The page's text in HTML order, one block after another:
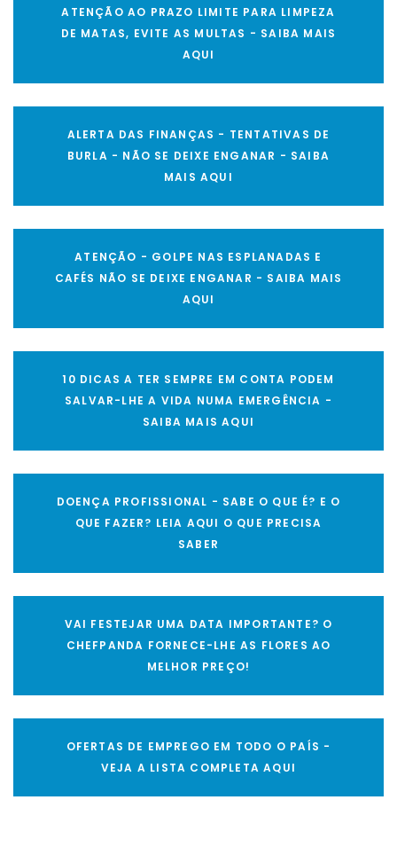
ATENÇÃO AO PRAZO LIMITE PARA LIMPEZA
DE MATAS, EVITE AS MULTAS - SAIBA MAIS
AQUI
ALERTA DAS FINANÇAS - TENTATIVAS DE
BURLA - NÃO SE DEIXE ENGANAR - SAIBA
MAIS AQUI
ATENÇÃO - GOLPE NAS ESPLANADAS E
CAFÉS NÃO SE DEIXE ENGANAR - SAIBA MAIS
AQUI
10 DICAS A TER SEMPRE EM CONTA PODEM
SALVAR-LHE A VIDA NUMA EMERGÊNCIA -
SAIBA MAIS AQUI
DOENÇA PROFISSIONAL - SABE O QUE É? E O
QUE FAZER? LEIA AQUI O QUE PRECISA
SABER
VAI FESTEJAR UMA DATA IMPORTANTE? O
CHEFPANDA FORNECE-LHE AS FLORES AO
MELHOR PREÇO!
OFERTAS DE EMPREGO EM TODO O PAÍS -
VEJA A LISTA COMPLETA AQUI